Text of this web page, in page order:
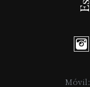
Móvil: